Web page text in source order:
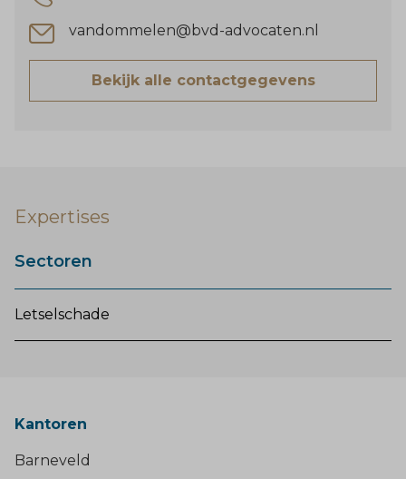
vandommelen@bvd-advocaten.nl
Bekijk alle contactgegevens
Expertises
Sectoren
Letselschade
Kantoren
Barneveld